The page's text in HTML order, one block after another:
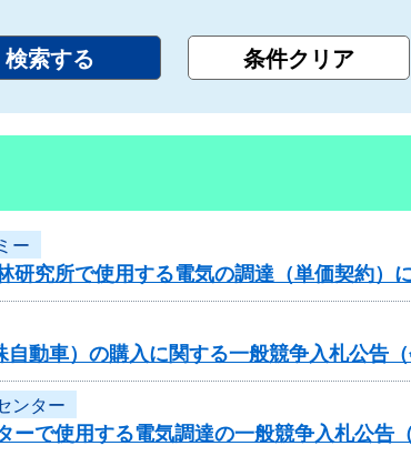
ー
研究所で使用する電気の調達（単価契約）
動車）の購入に関する一般競争入札公告（
ンター
で使用する電気調達の一般競争入札公告（